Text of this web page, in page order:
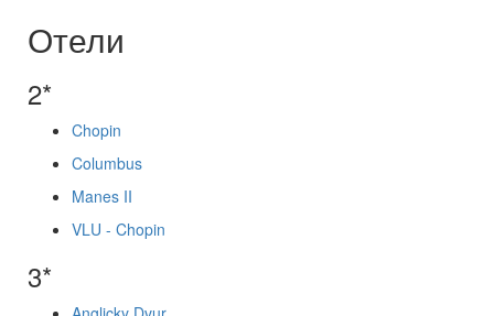
Отели
2*
Chopin
Columbus
Manes II
VLU - Chopin
3*